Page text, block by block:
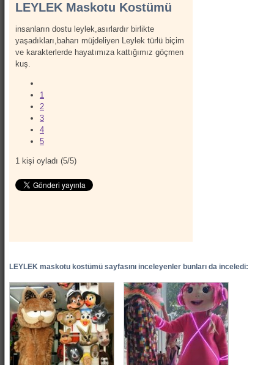
LEYLEK Maskotu Kostümü
insanların dostu leylek,asırlardır birlikte
yaşadıkları,baharı müjdeliyen Leylek türlü biçim
ve karakterlerde hayatımıza kattığımız göçmen
kuş.
1
2
3
4
5
1 kişi oyladı (5/5)
LEYLEK maskotu kostümü sayfasını inceleyenler bunları da inceledi: